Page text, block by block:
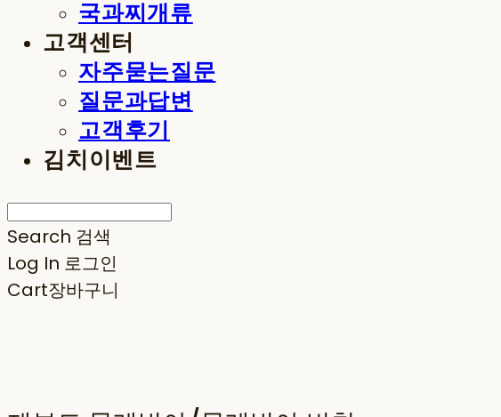
국과찌개류
고객센터
자주묻는질문
질문과답변
고객후기
김치이벤트
Search 검색
Log In 로그인
Cart장바구니